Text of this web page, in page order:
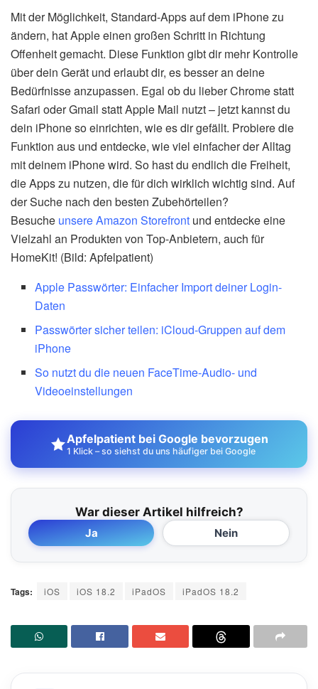
Mit der Möglichkeit, Standard-Apps auf dem iPhone zu
ändern, hat Apple einen großen Schritt in Richtung
Offenheit gemacht. Diese Funktion gibt dir mehr Kontrolle
über dein Gerät und erlaubt dir, es besser an deine
Bedürfnisse anzupassen. Egal ob du lieber Chrome statt
Safari oder Gmail statt Apple Mail nutzt – jetzt kannst du
dein iPhone so einrichten, wie es dir gefällt. Probiere die
Funktion aus und entdecke, wie viel einfacher der Alltag
mit deinem iPhone wird. So hast du endlich die Freiheit,
die Apps zu nutzen, die für dich wirklich wichtig sind. Auf
der Suche nach den besten Zubehörteilen?
Besuche unsere Amazon Storefront und entdecke eine
Vielzahl an Produkten von Top-Anbietern, auch für
HomeKit! (Bild: Apfelpatient)
Apple Passwörter: Einfacher Import deiner Login-
Daten
Passwörter sicher teilen: iCloud-Gruppen auf dem
iPhone
So nutzt du die neuen FaceTime-Audio- und
Videoeinstellungen
Apfelpatient bei Google bevorzugen
1 Klick – so siehst du uns häufiger bei Google
War dieser Artikel hilfreich?
Ja Nein
Tags: iOS iOS 18.2 iPadOS iPadOS 18.2